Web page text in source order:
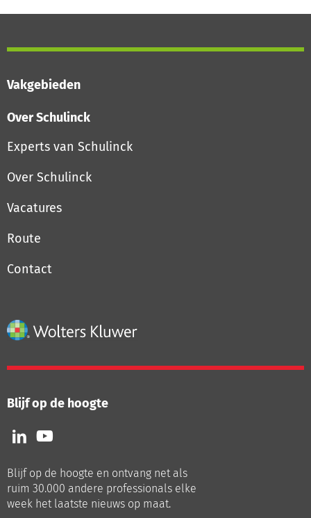
Vakgebieden
Over Schulinck
Experts van Schulinck
Over Schulinck
Vacatures
Route
Contact
Blijf op de hoogte
Volg
ons
LinkedIn
Volg
ons
Youtube
Blijf op de hoogte en ontvang net als
ruim 30.000 andere professionals elke
week het laatste nieuws op maat.